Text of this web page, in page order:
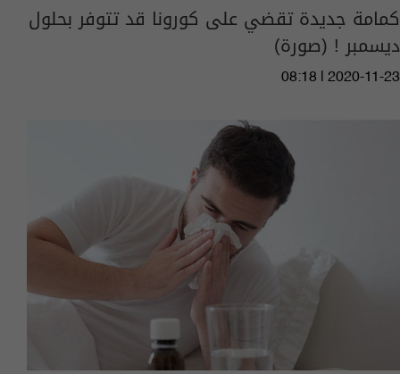
كمامة جديدة تقضي على كورونا قد تتوفر بحلول
ديسمبر ! (صورة)
08:18 | 2020-11-23